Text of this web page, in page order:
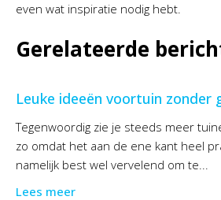
even wat inspiratie nodig hebt.
Gerelateerde
Leuke ideeën voortuin zonder
Tegenwoordig zie je steeds meer
zo omdat het aan de ene kant heel
namelijk best wel vervelend om te...
Lees meer